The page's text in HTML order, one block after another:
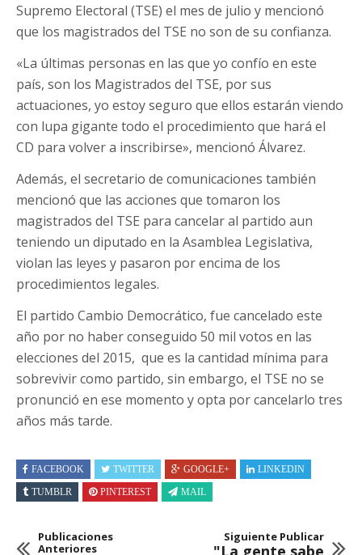
Supremo Electoral (TSE) el mes de julio y mencionó
que los magistrados del TSE no son de su confianza.
«La últimas personas en las que yo confío en este
país, son los Magistrados del TSE, por sus
actuaciones, yo estoy seguro que ellos estarán viendo
con lupa gigante todo el procedimiento que hará el
CD para volver a inscribirse», mencionó Álvarez.
Además, el secretario de comunicaciones también
mencionó que las acciones que tomaron los
magistrados del TSE para cancelar al partido aun
teniendo un diputado en la Asamblea Legislativa,
violan las leyes y pasaron por encima de los
procedimientos legales.
El partido Cambio Democrático, fue cancelado este
año por no haber conseguido 50 mil votos en las
elecciones del 2015, que es la cantidad mínima para
sobrevivir como partido, sin embargo, el TSE no se
pronunció en ese momento y opta por cancelarlo tres
años más tarde.
FACEBOOK TWITTER GOOGLE+
LINKEDIN
TUMBLR
PINTEREST MAIL
Publicaciones
Anteriores
Siguiente Publicar
"La gente sabe